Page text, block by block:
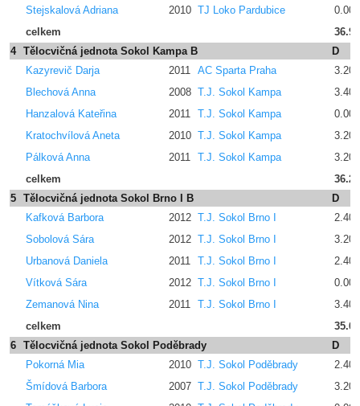
Stejskalová Adriana
2010 TJ Loko Pardubice
0.00
celkem
4 Tělocvičná jednota Sokol Kampa B
D
Kazyrevič Darja
2011 AC Sparta Praha
3.200
Blechová Anna
2008 T.J. Sokol Kampa
3.400
Hanzalová Kateřina
2011 T.J. Sokol Kampa
0.00
Kratochvílová Aneta
2010 T.J. Sokol Kampa
3.200
Pálková Anna
2011 T.J. Sokol Kampa
3.200
celkem
5 Tělocvičná jednota Sokol Brno I B
D
Kafková Barbora
2012 T.J. Sokol Brno I
2.400
Sobolová Sára
2012 T.J. Sokol Brno I
3.200
Urbanová Daniela
2011 T.J. Sokol Brno I
2.400
Vítková Sára
2012 T.J. Sokol Brno I
0.00
Zemanová Nina
2011 T.J. Sokol Brno I
3.400
celkem
6 Tělocvičná jednota Sokol Poděbrady
D
Pokorná Mia
2010 T.J. Sokol Poděbrady
2.400
Šmídová Barbora
2007 T.J. Sokol Poděbrady
3.200